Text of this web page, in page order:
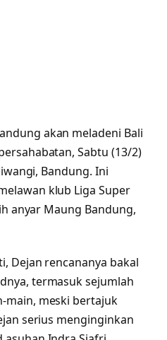
akan meladeni Bali
Sabtu (13/2)
Bandung. Ini
klub Liga Super
anyar Maung Bandung,
Dejan rencananya bakal
termasuk sejumlah
main, meski bertajuk
serius menginginkan